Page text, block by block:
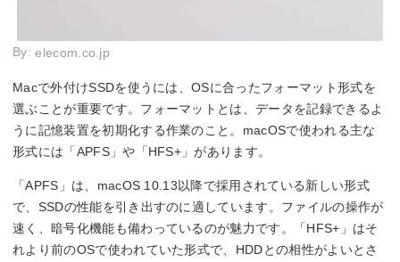
By:elecom.co.jp
Macで外付けSSDを使うには、OSに合ったフォーマット形式を
選ぶことが重要です。フォーマットとは、データを記録できるよ
うに記憶装置を初期化する作業のこと。macOSで使われる主な
形式には「APFS」や「HFS+」があります。
「APFS」は、macOS 10.13以降で採用されている新しい形式
で、SSDの性能を引き出すのに適しています。ファイルの操作が
速く、暗号化機能も備わっているのが魅力です。「HFS+」はそ
れより前のOSで使われていた形式で、HDDとの相性がよいとさ